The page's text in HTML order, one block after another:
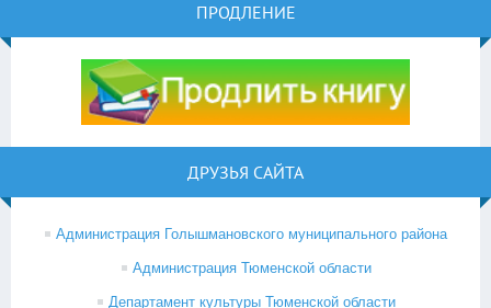
ПРОДЛЕНИЕ
ДРУЗЬЯ САЙТА
Администрация Голышмановского муниципального района
Администрация Тюменской области
Департамент культуры Тюменской области